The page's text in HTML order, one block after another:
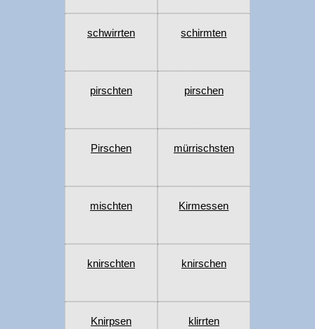
schwirrten schirmten
pirschten pirschen
Pirschen mürrischsten
mischten Kirmessen
knirschten knirschen
Knirpsen klirrten